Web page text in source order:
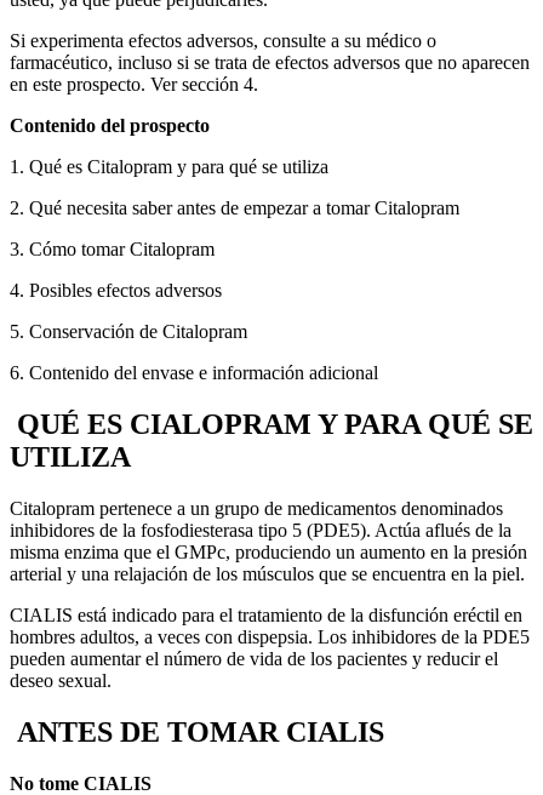
Si experimenta efectos adversos, consulte a su médico o
farmacéutico, incluso si se trata de efectos adversos que no aparecen
en este prospecto. Ver sección 4.
Contenido del prospecto
1. Qué es Citalopram y para qué se utiliza
2. Qué necesita saber antes de empezar a tomar Citalopram
3. Cómo tomar Citalopram
4. Posibles efectos adversos
5. Conservación de Citalopram
6. Contenido del envase e información adicional
QUÉ ES CIALOPRAM Y PARA QUÉ SE
UTILIZA
Citalopram pertenece a un grupo de medicamentos denominados
inhibidores de la fosfodiesterasa tipo 5 (PDE5). Actúa aflués de la
misma enzima que el GMPc, produciendo un aumento en la presión
arterial y una relajación de los músculos que se encuentra en la piel.
CIALIS está indicado para el tratamiento de la disfunción eréctil en
hombres adultos, a veces con dispepsia. Los inhibidores de la PDE5
pueden aumentar el número de vida de los pacientes y reducir el
deseo sexual.
ANTES DE TOMAR CIALIS
No tome CIALIS